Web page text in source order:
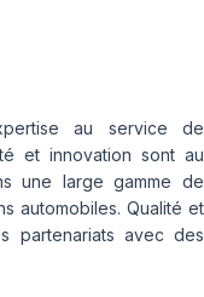
au service de
et innovation sont au
une large gamme de
automobiles. Qualité et
partenariats avec des